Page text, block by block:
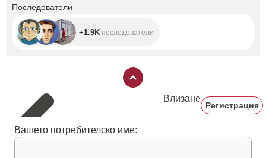
Последователи
+1.9K последователи
Влизане
Регистрация
Вашето потребителско име: